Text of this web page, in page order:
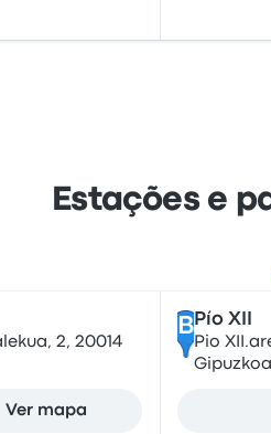
Estações e
2, 20014
Ver mapa
B Pío XII
Pio